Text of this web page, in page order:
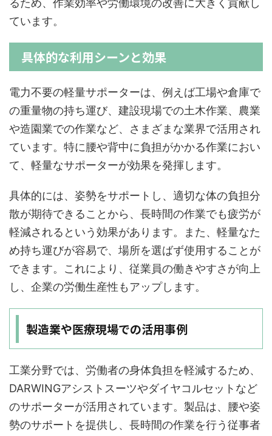
るため、作業効率や労働環境の改善に大きく貢献し
ています。
具体的な利用シーンと効果
電力不要の軽量サポーターは、例えば工場や倉庫で
の重量物の持ち運び、建設現場での土木作業、農業
や造園業での作業など、さまざまな業界で活用され
ています。特に腰や背中に負担がかかる作業におい
て、軽量なサポーターが効果を発揮します。
具体的には、姿勢をサポートし、適切な体の負担分
散が期待できることから、長時間の作業でも疲労が
軽減されるという効果があります。また、軽量なた
め持ち運びが容易で、場所を選ばず使用することが
できます。これにより、従業員の働きやすさが向上
し、企業の労働生産性もアップします。
製造業や医療現場での活用事例
工業分野では、労働者の身体負担を軽減するため、
DARWINGアシストスーツやダイヤコルセットなど
のサポーターが活用されています。製品は、腰や姿
勢のサポートを提供し、長時間の作業を行う従事者